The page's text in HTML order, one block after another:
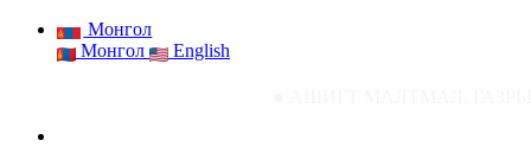
Монгол
Монгол
English